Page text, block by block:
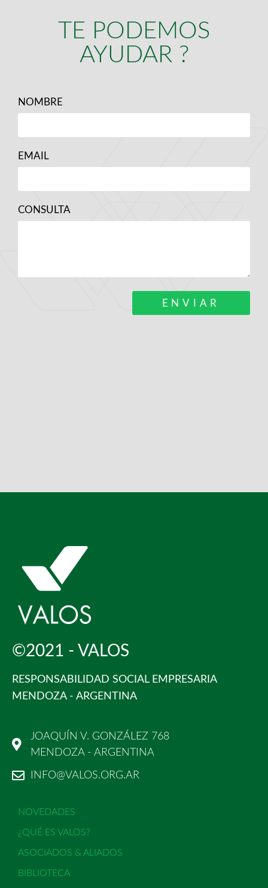
TE PODEMOS
AYUDAR ?
NOMBRE
EMAIL
CONSULTA
ENVIAR
©2021 - VALOS
RESPONSABILIDAD SOCIAL EMPRESARIA
MENDOZA - ARGENTINA
JOAQUÍN V. GONZÁLEZ 768
MENDOZA - ARGENTINA
INFO@VALOS.ORG.AR
NOVEDADES
¿QUÉ ES VALOS?
ASOCIADOS & ALIADOS
BIBLIOTECA